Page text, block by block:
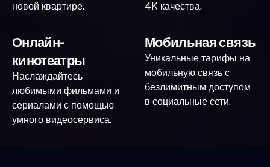
новой квартире.
4K качества.
Онлайн-
кинотеатры
Наслаждайтесь
любимыми фильмами и
сериалами с помощью
умного видеосервиса.
Мобильная связь
Уникальные тарифы на
мобильную связь с
безлимитным доступом
в социальные сети.